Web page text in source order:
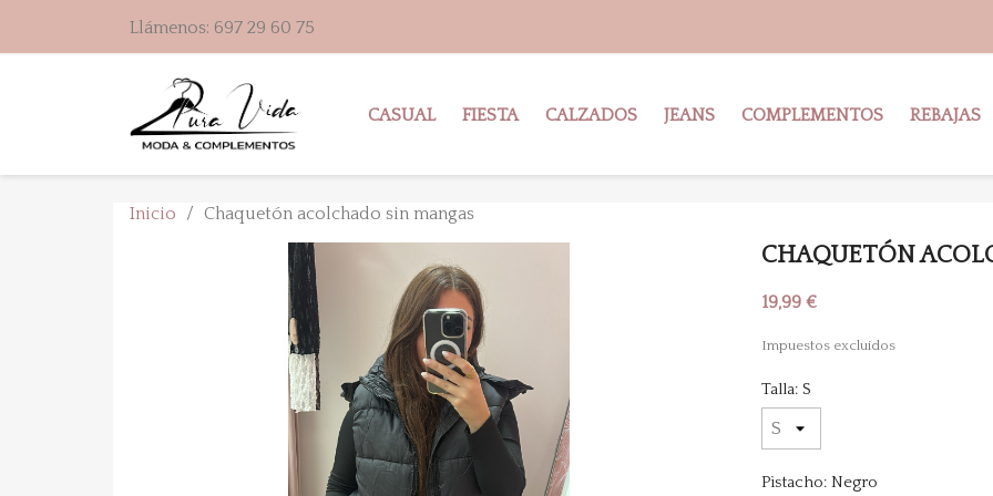
Llámenos: 697 29 60 75
CASUAL FIESTA CALZADOS JEANS COMPLEMENTOS REBAJAS
Inicio Chaquetón acolchado sin mangas
CHAQUETÓN
19,99 €
Impuestos excluidos
Talla: S
Pistacho: Negro